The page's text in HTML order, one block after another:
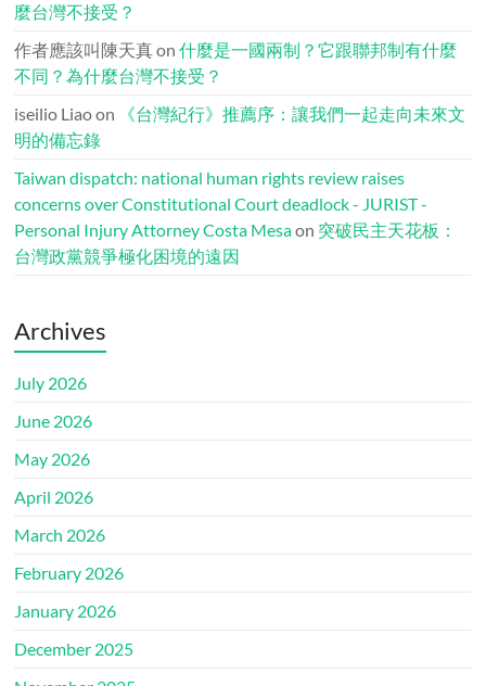
麼台灣不接受？
作者應該叫陳天真on什麼是一國兩制？它跟聯邦制有什麼
不同？為什麼台灣不接受？
iseilio Liaoon
《台灣紀行》推薦序：讓我們一起走向未來文
明的備忘錄
Taiwan dispatch: national human rights review raises
concerns over Constitutional Court deadlock - JURIST -
Personal Injury Attorney Costa Mesaon 突破民主天花板：
台灣政黨競爭極化困境的遠因
Archives
July 2026
June 2026
May 2026
April 2026
March 2026
February 2026
January 2026
December 2025